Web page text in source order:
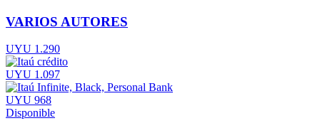
VARIOS AUTORES
UYU 1.290
UYU 1.097
UYU 968
Disponible